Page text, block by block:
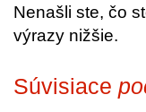
Nenašli ste, čo
výrazy nižšie.
Súvisiace